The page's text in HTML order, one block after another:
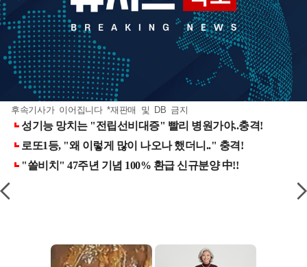
후속기사가 이어집니다 *재판매 및 DB 금지